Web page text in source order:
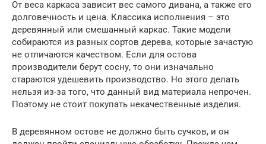
От веса каркаса зависит вес самого дивана, а также его
долговечность и цена. Классика исполнения – это
деревянный или смешанный каркас. Такие модели
собираются из разных сортов дерева, которые зачастую
не отличаются качеством. Если для остова
производители берут сосну, то они изначально
стараются удешевить производство. Но этого делать
нельзя из-за того, что данный вид материала непрочен.
Поэтому не стоит покупать некачественные изделия.
В деревянном остове не должно быть сучков, и он